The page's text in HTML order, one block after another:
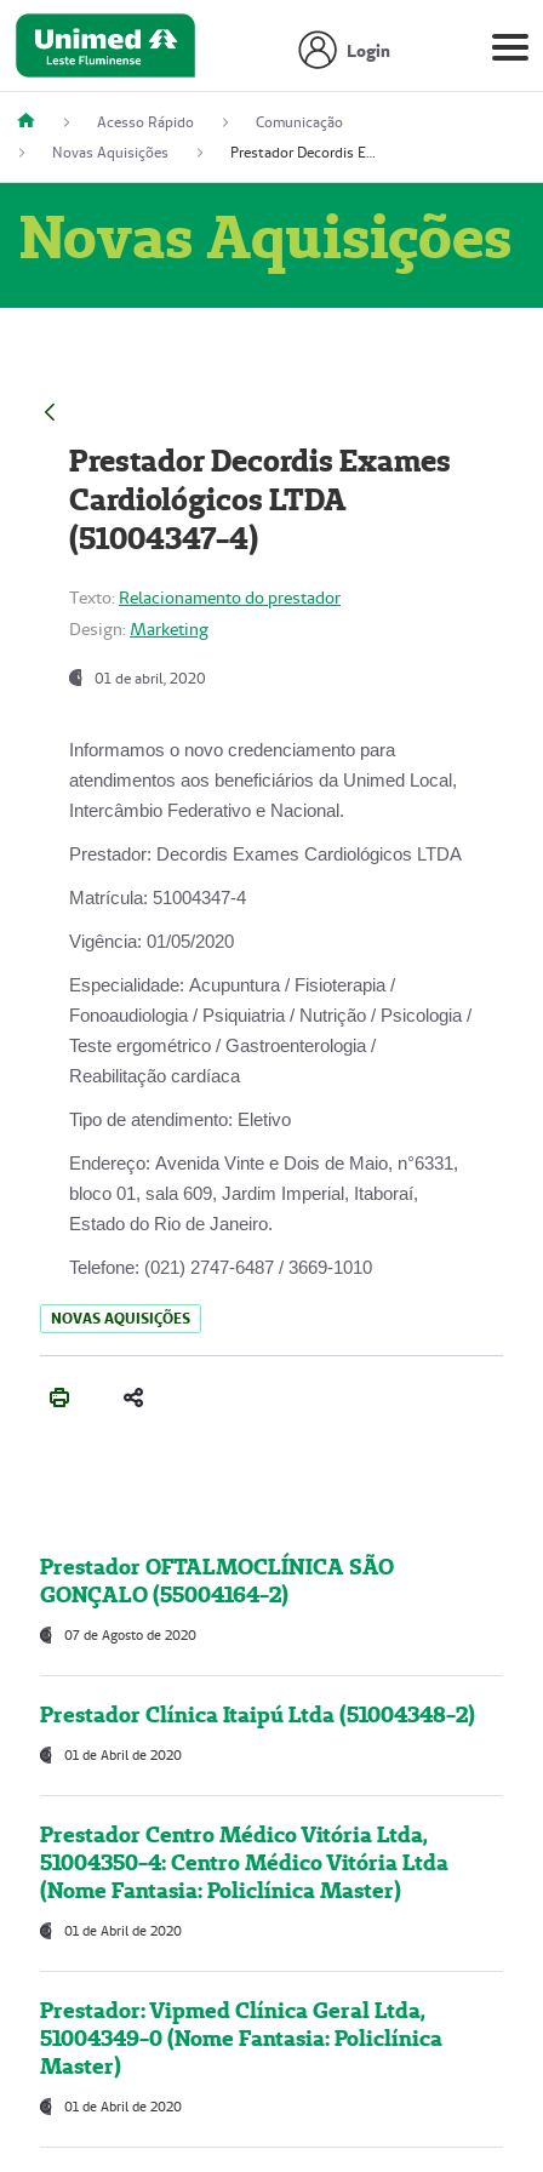
Login
Acesso Rápido
Comunicação
Novas Aquisições
Prestador Decordis Exames Cardiológicos LTDA (51004347-4)
Novas Aquisições
Prestador Decordis Exames
Cardiológicos LTDA
(51004347-4)
Texto: Relacionamento do prestador
Design: Marketing
01 de abril, 2020
Informamos o novo credenciamento para
atendimentos aos beneficiários da Unimed Local,
Intercâmbio Federativo e Nacional.
Prestador: Decordis Exames Cardiológicos LTDA
Matrícula: 51004347-4
Vigência: 01/05/2020
Especialidade: Acupuntura / Fisioterapia /
Fonoaudiologia / Psiquiatria / Nutrição / Psicologia /
Teste ergométrico / Gastroenterologia /
Reabilitação cardíaca
Tipo de atendimento: Eletivo
Endereço: Avenida Vinte e Dois de Maio, n°6331,
bloco 01, sala 609, Jardim Imperial, Itaboraí,
Estado do Rio de Janeiro.
Telefone: (021) 2747-6487 / 3669-1010
NOVAS AQUISIÇÕES
Prestador OFTALMOCLÍNICA SÃO
GONÇALO (55004164-2)
07 de Agosto de 2020
Prestador Clínica Itaipú Ltda (51004348-2)
01 de Abril de 2020
Prestador Centro Médico Vitória Ltda,
51004350-4: Centro Médico Vitória Ltda
(Nome Fantasia: Policlínica Master)
01 de Abril de 2020
Prestador: Vipmed Clínica Geral Ltda,
51004349-0 (Nome Fantasia: Policlínica
Master)
01 de Abril de 2020